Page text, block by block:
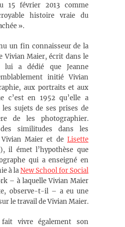
15 février 2013 comme
histoire vraie du
».
un fin connaisseur de la
Vivian Maier, écrit dans le
a dédié que Jeanne
initié Vivian
aux portraits et aux
c’est en 1952 qu’elle a
sujets de ses prises de
de les photographier.
similitudes dans les
Maier et de Lisette
il émet l’hypothèse que
qui a enseigné en
à laNew School for Social
– à laquelle Vivian Maier
observe-t-il – a eu une
le travail de Vivian Maier.
fait vivre également son